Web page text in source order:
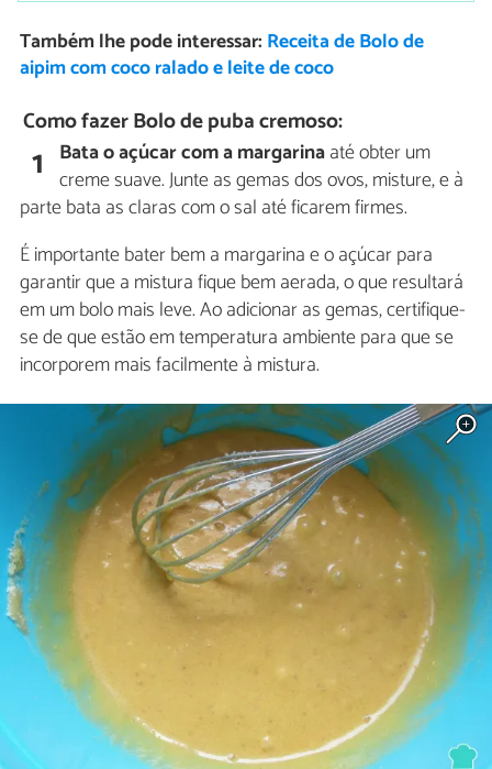
Também lhe pode interessar: Receita de Bolo de
aipim com coco ralado e leite de coco
Como fazer Bolo de puba cremoso:
1 Bata o açúcar com a margarinaaté obter um
creme suave. Junte as gemas dos ovos, misture, e à
parte bata as claras com o sal até ficarem firmes.
É importante bater bem a margarina e o açúcar para
garantir que a mistura fique bem aerada, o que resultará
em um bolo mais leve. Ao adicionar as gemas, certifique-
se de que estão em temperatura ambiente para que se
incorporem mais facilmente à mistura.